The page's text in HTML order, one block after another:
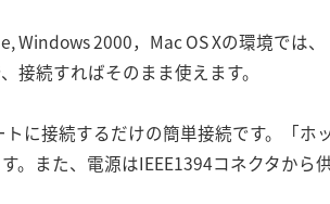
Windows 2000，Mac OS Xの環境では
接続すればそのまま使えます。
トに接続するだけの簡単接続です。「
。また、電源はIEEE1394コネクタか